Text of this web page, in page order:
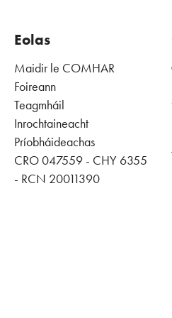
Eolas
Maidir le COMHAR
Foireann
Teagmháil
Inrochtaineacht
Príobháideachas
CRO 047559 - CHY 6355
- RCN 20011390